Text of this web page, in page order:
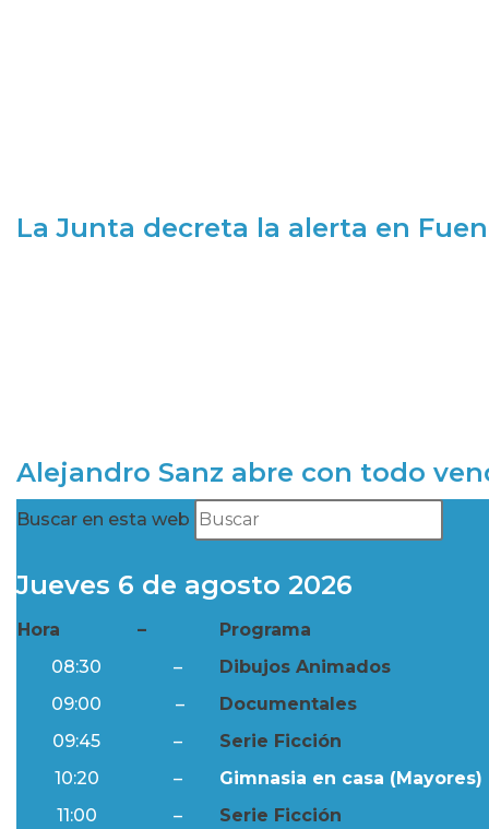
La Junta decreta la alerta en
Alejandro Sanz abre con todo
Buscar en esta web
Jueves 6 de agosto 2026
Hora –
Programa
08:30
–
Dibujos Animados
09:00
–
Documentales
09:45
–
Serie Ficción
10:20
–
Gimnasia en casa (Mayores)
11:00
–
Serie Ficción